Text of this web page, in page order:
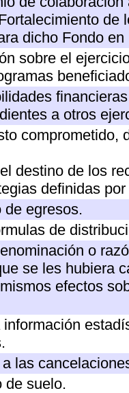
dicho Fondo
sobre el
a otros
comprometido,
destino de los
definidas
de egresos.
de
o
se les hubiera
efectos
las
de suelo.